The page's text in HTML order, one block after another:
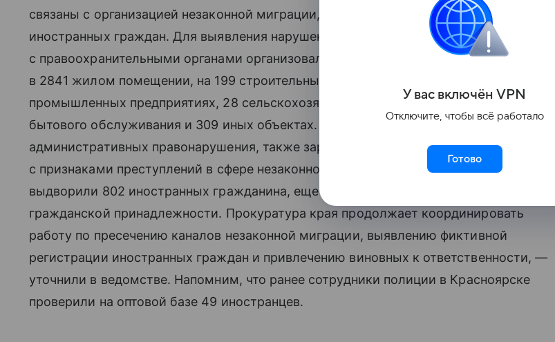
связаны с организацией незаконной миграции, еще 299 — с фиктивной регистрацией
иностранных граждан. Для выявления нарушений прокуроры совместно
с правоохранительными органами организовали 3 740 рейдов. Проверки прошли
в 2841 жилом помещении, на 199 строительных объектах, 302 объектах торговли, 49
промышленных предприятиях, 28 сельскохозяйственных объектах, 12 объектах
бытового обслуживания и 309 иных объектах. По итогам рейдов выявили 4 044
административных правонарушения, также зарегистрирован 241 материал
с признаками преступлений в сфере незаконной миграции. За пределы России
выдворили 802 иностранных гражданина, еще 63 человека депортировали в страны
гражданской принадлежности. Прокуратура края продолжает координировать
работу по пресечению каналов незаконной миграции, выявлению фиктивной
регистрации иностранных граждан и привлечению виновных к ответственности, —
уточнили в ведомстве. Напомним, что ранее сотрудники полиции в Красноярске
проверили на оптовой базе 49 иностранцев.
У вас включён VPN
Отключите, чтобы всё работало
Готово